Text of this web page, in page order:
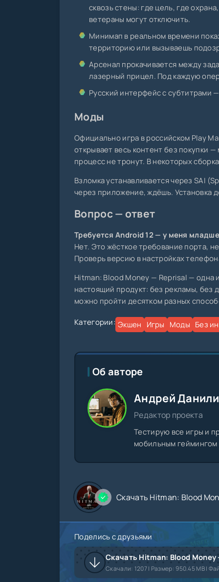
сквозь стены: где цель, где
ветераны могут отключить.
Минимап в реальном времени
территорию или вызываешь
Арсенал прокачивается между
лазерный прицел. Под каждую
Русский интерфейс с субтитрами
Моды
Официально игра в российском Play
открывает весь контент без покупки
процесс не тронут. В некоторых
Взломка устанавливается через SAI
через приложение, ждёшь. Установка
Вопрос — ответ
Требуется Android 12 — у меня
Нет. Это жёсткое требование порта,
Проверь версию в настройках
Hitman: Blood Money — Reprisal — одна
настоящий продукт: без рекламы, без
можно пройти десятком разных
Категории: Экшен Игры Моды Без
Об авторе
Андрей
Редактор проекта
Тестирую все игры и
мобильным геймингом
Скачать Hitman: Blood
Поделись с друзьями
Скачать Hitman: Blood Money
Скачали: 1207| Размер: 950.45 MB |